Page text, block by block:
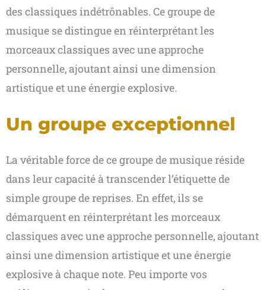
des classiques indétrônables. Ce groupe de
musique se distingue en réinterprétant les
morceaux classiques avec une approche
personnelle, ajoutant ainsi une dimension
artistique et une énergie explosive.
Un groupe exceptionnel
La véritable force de ce groupe de musique réside
dans leur capacité à transcender l’étiquette de
simple groupe de reprises. En effet, ils se
démarquent en réinterprétant les morceaux
classiques avec une approche personnelle, ajoutant
ainsi une dimension artistique et une énergie
explosive à chaque note. Peu importe vos